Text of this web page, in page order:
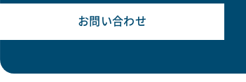
お問い合わせ